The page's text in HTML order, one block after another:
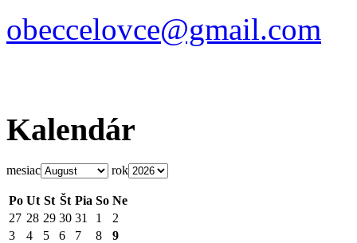
obeccelovce@gmail.com
Kalendár
mesiac rok
Po Ut St Št Pia So Ne
27 28 29 30 31 1
2
3
4 5 6 7 8
9